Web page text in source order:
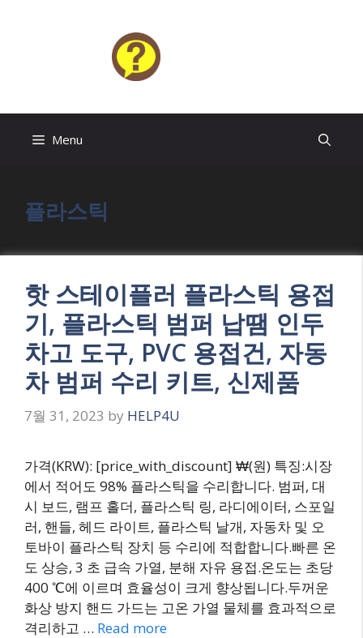
Menu
플라스틱
핫 스테이플러 플라스틱 용접
기, 플라스틱 범퍼 납땜 인두
차고 도구, PVC 용접건, 자동
차 범퍼 수리 키트, 신제품
7월 31, 2023 by HELP4U
가격(KRW): [price_with_discount] ₩(원) 특징:시장
에서 적어도 98% 플라스틱을 수리합니다. 범퍼, 대
시 보드, 램프 홀더, 플라스틱 링, 라디에이터, 스포일
러, 핸들, 헤드 라이트, 플라스틱 날개, 자동차 및 오
토바이 플라스틱 장치 등 수리에 적합합니다.빠른 온
도 상승, 3 초 급속 가열, 분해 자유 용접.온도는 초당
400 ℃에 이르며 효율성이 크게 향상됩니다.두꺼운
화상 방지 핸드 가드는 고온 가열 물체를 효과적으로
격리하고 … Read more